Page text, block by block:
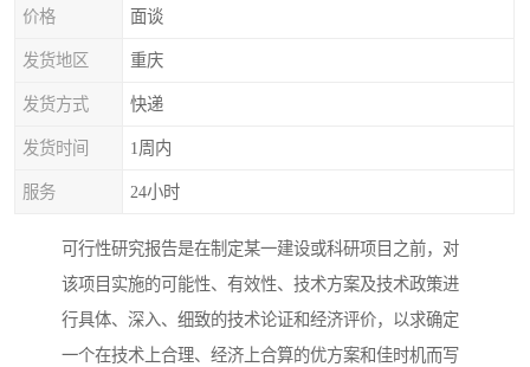
价格 面谈
发货地区 重庆
发货方式 快递
发货时间 1周内
服务 24小时
可行性研究报告是在制定某一建设或科研项目之前，对
该项目实施的可能性、有效性、技术方案及技术政策进
行具体、深入、细致的技术论证和经济评价，以求确定
一个在技术上合理、经济上合算的优方案和佳时机而写